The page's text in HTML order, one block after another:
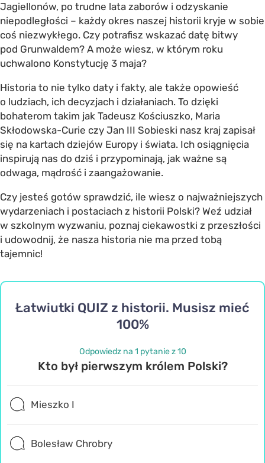
Jagiellonów, po trudne lata zaborów i odzyskanie
niepodległości – każdy okres naszej historii kryje w sobie
coś niezwykłego. Czy potrafisz wskazać datę bitwy
pod Grunwaldem? A może wiesz, w którym roku
uchwalono Konstytucję 3 maja?
Historia to nie tylko daty i fakty, ale także opowieść
o ludziach, ich decyzjach i działaniach. To dzięki
bohaterom takim jak Tadeusz Kościuszko, Maria
Skłodowska-Curie czy Jan III Sobieski nasz kraj zapisał
się na kartach dziejów Europy i świata. Ich osiągnięcia
inspirują nas do dziś i przypominają, jak ważne są
odwaga, mądrość i zaangażowanie.
Czy jesteś gotów sprawdzić, ile wiesz o najważniejszych
wydarzeniach i postaciach z historii Polski? Weź udział
w szkolnym wyzwaniu, poznaj ciekawostki z przeszłości
i udowodnij, że nasza historia nie ma przed tobą
tajemnic!
Łatwiutki QUIZ z historii. Musisz mieć
100%
Odpowiedz na 1 pytanie z 10
Kto był pierwszym królem Polski?
Mieszko I
Bolesław Chrobry